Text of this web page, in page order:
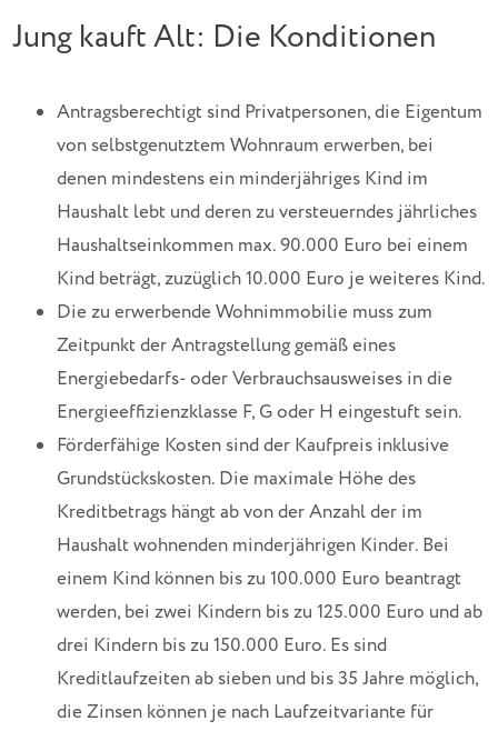
Jung kauft Alt: Die Konditionen
Antragsberechtigt sind Privatpersonen, die Eigentum
von selbstgenutztem Wohnraum erwerben, bei
denen mindestens ein minderjähriges Kind im
Haushalt lebt und deren zu versteuerndes jährliches
Haushaltseinkommen max. 90.000 Euro bei einem
Kind beträgt, zuzüglich 10.000 Euro je weiteres Kind.
Die zu erwerbende Wohnimmobilie muss zum
Zeitpunkt der Antragstellung gemäß eines
Energiebedarfs- oder Verbrauchsausweises in die
Energieeffizienzklasse F, G oder H eingestuft sein.
Förderfähige Kosten sind der Kaufpreis inklusive
Grundstückskosten. Die maximale Höhe des
Kreditbetrags hängt ab von der Anzahl der im
Haushalt wohnenden minderjährigen Kinder. Bei
einem Kind können bis zu 100.000 Euro beantragt
werden, bei zwei Kindern bis zu 125.000 Euro und ab
drei Kindern bis zu 150.000 Euro. Es sind
Kreditlaufzeiten ab sieben und bis 35 Jahre möglich,
die Zinsen können je nach Laufzeitvariante für